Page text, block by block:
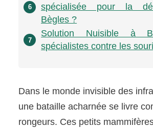
6
spécialisée pour la
Bègles ?
7
Solution Nuisible à
spécialistes contre les
Dans le monde invisible des
une bataille acharnée se livre
rongeurs. Ces petits